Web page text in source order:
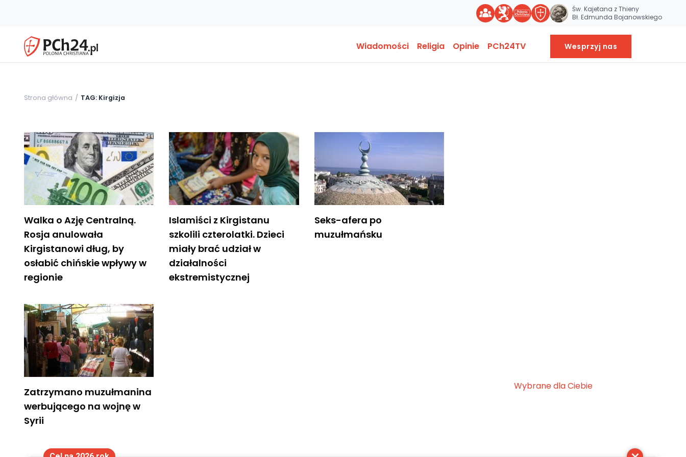
Św. Kajetana z Thieny
Bł. Edmunda Bojanowskiego
Wiadomości Religia Opinie PCh24TV Wesprzyj nas
Strona główna TAG: Kirgizja
Walka o Azję Centralną.
Rosja anulowała
Kirgistanowi dług, by
osłabić chińskie wpływy w
regionie
Islamiści z Kirgistanu
szkolili czterolatki. Dzieci
miały brać udział w
działalności
ekstremistycznej
Seks-afera po
muzułmańsku
Zatrzymano muzułmanina
werbującego na wojnę w
Syrii
Wybrane dla Ciebie